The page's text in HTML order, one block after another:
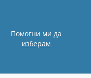
Помогни ми да
изберам